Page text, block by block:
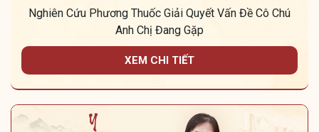
Nghiên Cứu Phương Thuốc Giải Quyết Vấn Đề Cô Chú
Anh Chị Đang Gặp
XEM CHI TIẾT